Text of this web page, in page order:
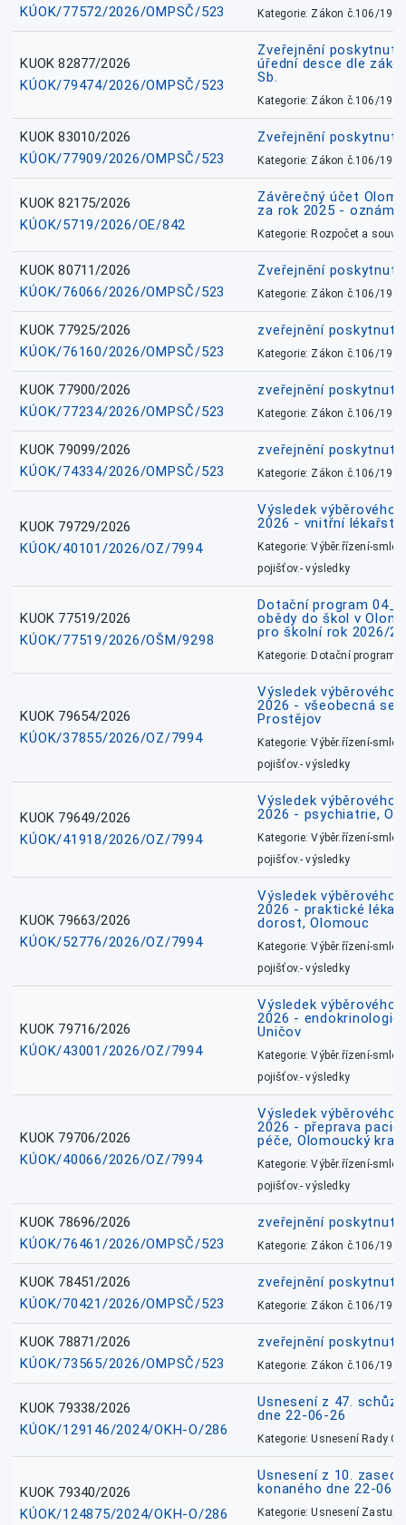
KÚOK/77572/2026/OMPSČ/523
Kategorie: Zákon č.106/1999
KUOK 82877/2026
KÚOK/79474/2026/OMPSČ/523
Zveřejnění
úřední desce dle
Sb.
Kategorie: Zákon č.106/1999
KUOK 83010/2026
KÚOK/77909/2026/OMPSČ/523
Zveřejnění
Kategorie: Zákon č.106/1999
KUOK 82175/2026
KÚOK/5719/2026/OE/842
Závěrečný účet
za rok 2025 -
Kategorie: Rozpočet a
KUOK 80711/2026
KÚOK/76066/2026/OMPSČ/523
Zveřejnění
Kategorie: Zákon č.106/1999
KUOK 77925/2026
KÚOK/76160/2026/OMPSČ/523
zveřejnění
Kategorie: Zákon č.106/1999
KUOK 77900/2026
KÚOK/77234/2026/OMPSČ/523
zveřejnění
Kategorie: Zákon č.106/1999
KUOK 79099/2026
KÚOK/74334/2026/OMPSČ/523
zveřejnění
Kategorie: Zákon č.106/1999
KUOK 79729/2026
KÚOK/40101/2026/OZ/7994
Výsledek výběrového
2026 - vnitřní
Kategorie: Výběr.řízení-
pojišťov.- výsledky
KUOK 77519/2026
KÚOK/77519/2026/OŠM/9298
Dotační program
obědy do škol v
pro školní rok 2026/
Kategorie: Dotační
KUOK 79654/2026
KÚOK/37855/2026/OZ/7994
Výsledek výběrového
2026 - všeobecná
Prostějov
Kategorie: Výběr.řízení-
pojišťov.- výsledky
KUOK 79649/2026
KÚOK/41918/2026/OZ/7994
Výsledek výběrového
2026 - psychiatrie,
Kategorie: Výběr.řízení-
pojišťov.- výsledky
KUOK 79663/2026
KÚOK/52776/2026/OZ/7994
Výsledek výběrového
2026 - praktické
dorost, Olomouc
Kategorie: Výběr.řízení-
pojišťov.- výsledky
KUOK 79716/2026
KÚOK/43001/2026/OZ/7994
Výsledek výběrového
2026 - endokrinologie
Uničov
Kategorie: Výběr.řízení-
pojišťov.- výsledky
KUOK 79706/2026
KÚOK/40066/2026/OZ/7994
Výsledek výběrového
2026 - přeprava
péče, Olomoucký kraj
Kategorie: Výběr.řízení-
pojišťov.- výsledky
KUOK 78696/2026
KÚOK/76461/2026/OMPSČ/523
zveřejnění
Kategorie: Zákon č.106/1999
KUOK 78451/2026
KÚOK/70421/2026/OMPSČ/523
zveřejnění
Kategorie: Zákon č.106/1999
KUOK 78871/2026
KÚOK/73565/2026/OMPSČ/523
zveřejnění
Kategorie: Zákon č.106/1999
KUOK 79338/2026
KÚOK/129146/2024/OKH-O/286
Usnesení z 47.
dne 22-06-26
Kategorie: Usnesení Rady
KUOK 79340/2026
KÚOK/124875/2024/OKH-O/286
Usnesení z 10.
konaného dne 22-06-
Kategorie: Usnesení